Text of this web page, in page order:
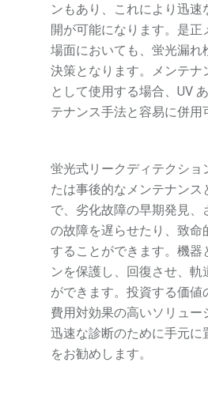
ンもあり、これにより迅速
開が可能になります。是正
場面においても、蛍光漏れ
決策となります。メンテナ
として使用する場合、UV
テナンス手法と容易に併用
蛍光式リークディテクショ
たは事後的なメンテナンス
で、劣化故障の早期発見、
の故障を遅らせたり、致命
することができます。機器
ンを保護し、回復させ、軌
ができます。投資する価値
費用対効果の高いソリュー
迅速な診断のために手元に
をお勧めします。